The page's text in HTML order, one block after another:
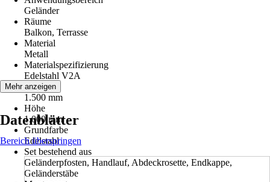
Geländer
Räume
Balkon, Terrasse
Material
Metall
Materialspezifizierung
Edelstahl V2A
Breite
1.500 mm
Höhe
1.000 mm
Grundfarbe
Edelstahl
Set bestehend aus
Geländerpfosten, Handlauf, Abdeckrosette, Endkappe,
Geländerstäbe
Mehr anzeigen
Datenblätter
Bereich überspringen